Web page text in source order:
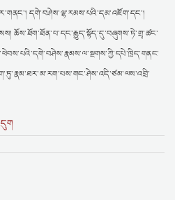
དགེ་བཤེས་ལྷ་རམས་པའི་དམ་འཇོག་དང་།
ཆོས་ཐོག་ཐོན་པ་དང་རྒྱུད་སྟོད་དུ་བཞུགས་ཏེ་གྲྭ་ཚང་